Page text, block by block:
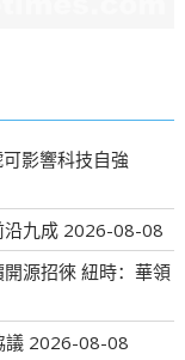
影響科技自強
九成 2026-08-08
源招徠 紐時：華領
議 2026-08-08